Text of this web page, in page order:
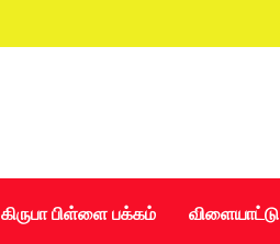
கிருபா பிள்ளை பக்கம் விளையாட்டு